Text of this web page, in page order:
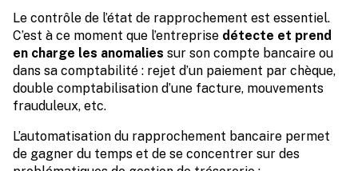
Le contrôle de l’état de rapprochement est essentiel.
C’est à ce moment que l’entreprise détecte et prend
en charge les anomalies sur son compte bancaire ou
dans sa comptabilité : rejet d’un paiement par chèque,
double comptabilisation d’une facture, mouvements
frauduleux, etc.
L’automatisation du rapprochement bancaire permet
de gagner du temps et de se concentrer sur des